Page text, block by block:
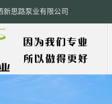
新思路泵业有限公司